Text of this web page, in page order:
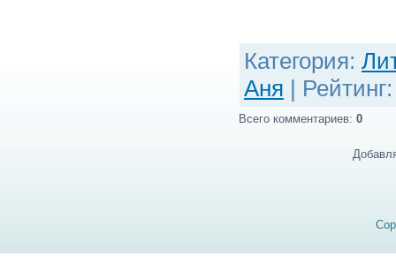
Категория:
Аня | Рейтинг
Всего комментариев: 0